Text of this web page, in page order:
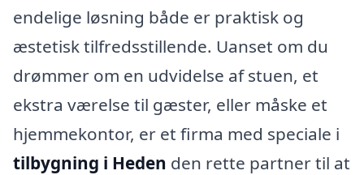
endelige løsning både er praktisk og
æstetisk tilfredsstillende. Uanset om du
drømmer om en udvidelse af stuen, et
ekstra værelse til gæster, eller måske et
hjemmekontor, er et firma med speciale i
tilbygning i Heden den rette partner til at